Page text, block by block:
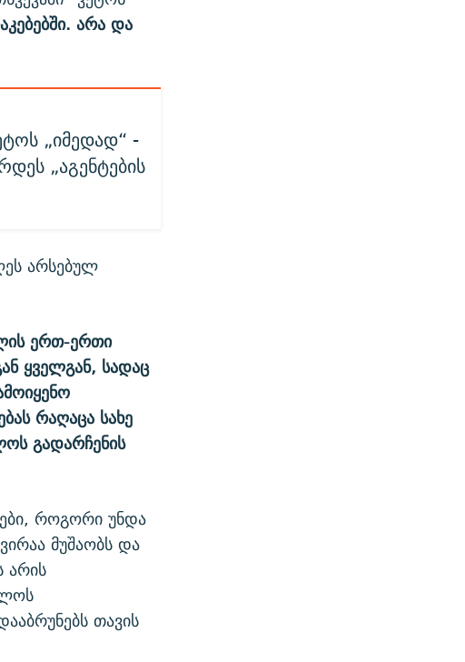
არა და
„იმედად“ -
„აგენტების
არსებულ
ერთ-ერთი
ყველგან, სადაც
რაღაცა სახე
გადარჩენის
როგორი უნდა
მუშაობს და
არის
თავის